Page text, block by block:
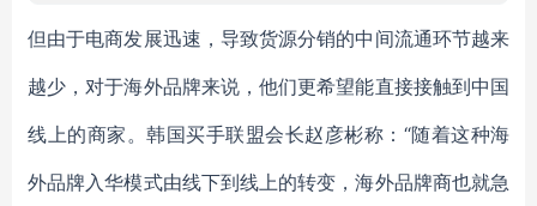
但由于电商发展迅速，导致货源分销的中间流通环节越来
越少，对于海外品牌来说，他们更希望能直接接触到中国
线上的商家。韩国买手联盟会长赵彦彬称：“随着这种海
外品牌入华模式由线下到线上的转变，海外品牌商也就急